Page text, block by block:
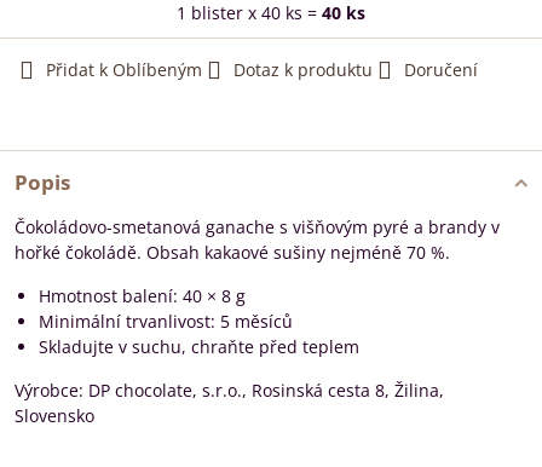
1 blister x 40 ks = 40 ks
Přidat k Oblíbeným Dotaz k produktu Doručení
Popis
Čokoládovo-smetanová ganache s višňovým pyré a brandy v
hořké čokoládě. Obsah kakaové sušiny nejméně 70 %.
Hmotnost balení: 40 × 8 g
Minimální trvanlivost: 5 měsíců
Skladujte v suchu, chraňte před teplem
Výrobce: DP chocolate, s.r.o., Rosinská cesta 8, Žilina,
Slovensko